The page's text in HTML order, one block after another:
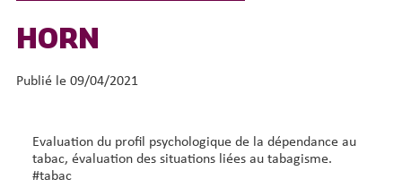
HORN
Publié le 09/04/2021
Evaluation du profil psychologique de la dépendance au
tabac, évaluation des situations liées au tabagisme.
#tabac